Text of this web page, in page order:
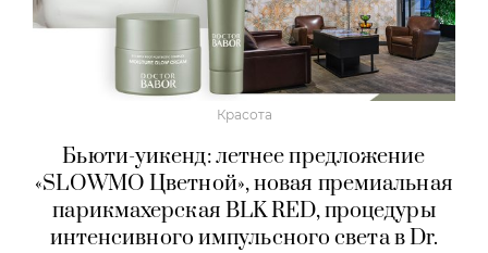
Красота
Бьюти-уикенд: летнее предложение
«SLOWMO Цветной», новая премиальная
парикмахерская BLK RED, процедуры
интенсивного импульсного света в Dr.